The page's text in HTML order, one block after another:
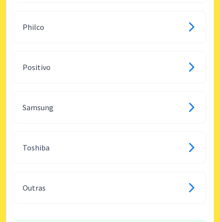
Philco
Positivo
Samsung
Toshiba
Outras